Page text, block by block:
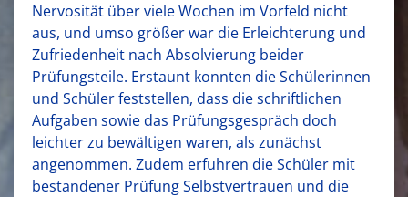
Nervosität über viele Wochen im Vorfeld nicht
aus, und umso größer war die Erleichterung und
Zufriedenheit nach Absolvierung beider
Prüfungsteile. Erstaunt konnten die Schülerinnen
und Schüler feststellen, dass die schriftlichen
Aufgaben sowie das Prüfungsgespräch doch
leichter zu bewältigen waren, als zunächst
angenommen. Zudem erfuhren die Schüler mit
bestandener Prüfung Selbstvertrauen und die